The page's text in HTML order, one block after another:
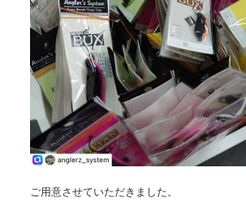
ご用意させていただきました。